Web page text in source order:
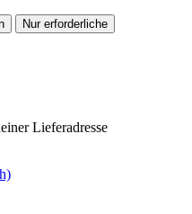
Nur erforderliche
Lieferadresse